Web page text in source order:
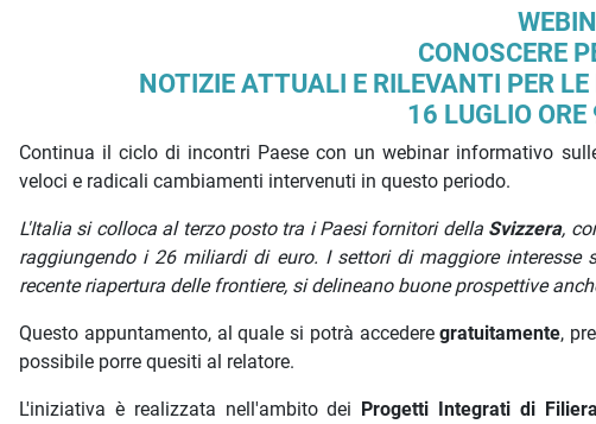
CONOSCERE
NOTIZIE ATTUALI E RILEVANTI PER
16 LUGLIO
Continua il ciclo di incontri Paese con un webinar informativo
veloci e radicali cambiamenti intervenuti in questo periodo.
L'Italia si colloca al terzo posto tra i Paesi fornitori della Svizzera,
raggiungendo i 26 miliardi di euro. I settori di maggiore interesse
recente riapertura delle frontiere, si delineano buone prospettive
Questo appuntamento, al quale si potrà accederegratuitamente,
possibile porre quesiti al relatore.
L'iniziativa è realizzata nell'ambito dei Progetti Integrati di